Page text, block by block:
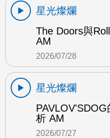
星光燦爛
The Doors與
AM
2026/07/28
星光燦爛
析 AM
2026/07/27